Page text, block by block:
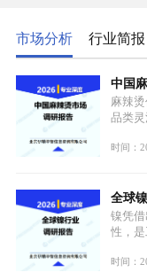
市场分析 行业简报
中国
麻辣
品类
型，
特点
具备
时间：
全球
镍凭
性，
用价
时间：